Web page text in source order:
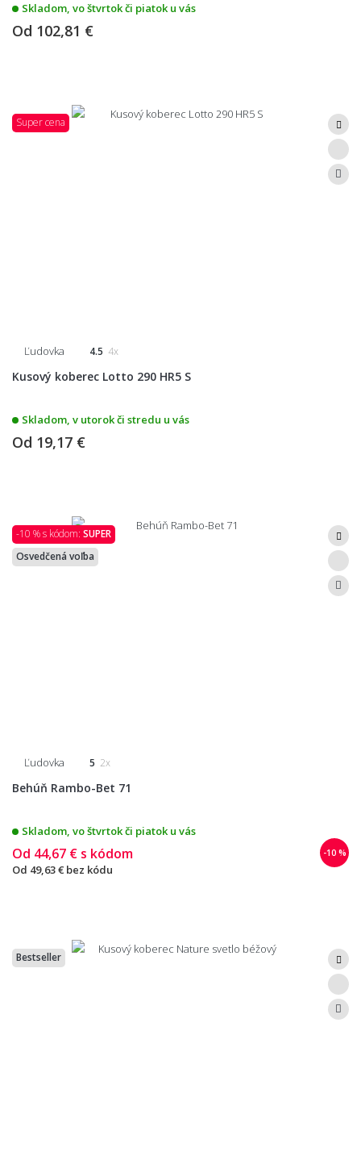
Skladom, vo štvrtok či piatok u vás
Od 102,81 €
Super cena
Ľudovka 4.5 4x
Kusový koberec Lotto 290 HR5 S
Skladom, v utorok či stredu u vás
Od 19,17 €
-10 % s kódom: SUPER
Osvedčená voľba
Ľudovka 5 2x
Behúň Rambo-Bet 71
Skladom, vo štvrtok či piatok u vás
-10 %
Od 44,67 € s kódom
Od 49,63 € bez kódu
Bestseller